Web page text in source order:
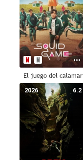
El juego del calamar
6.2
2026